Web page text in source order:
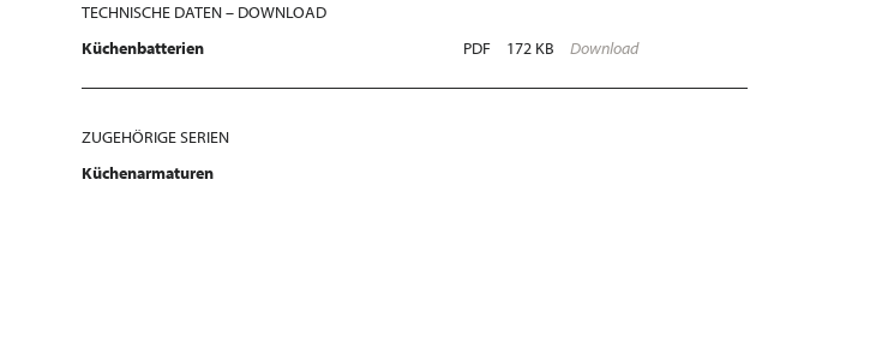
TECHNISCHE DATEN – DOWNLOAD
Küchenbatterien
PDF 172 KB Download
ZUGEHÖRIGE SERIEN
Küchenarmaturen